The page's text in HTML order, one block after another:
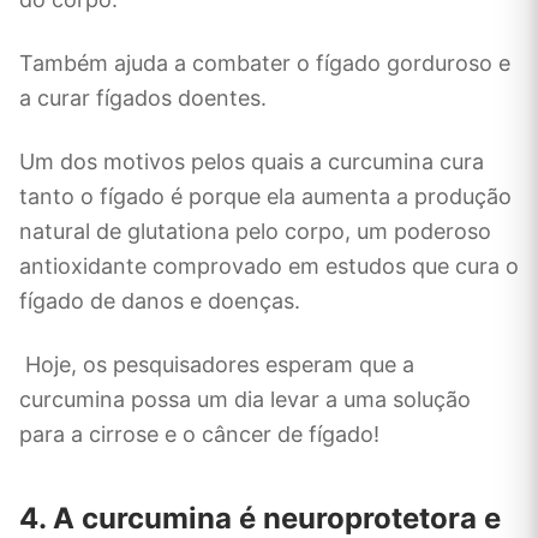
Também ajuda a combater o fígado gorduroso e
a curar fígados doentes.
Um dos motivos pelos quais a curcumina cura
tanto o fígado é porque ela aumenta a produção
natural de glutationa pelo corpo, um poderoso
antioxidante comprovado em estudos que cura o
fígado de danos e doenças.
Hoje, os pesquisadores esperam que a
curcumina possa um dia levar a uma solução
para a cirrose e o câncer de fígado!
4. A curcumina é neuroprotetora e